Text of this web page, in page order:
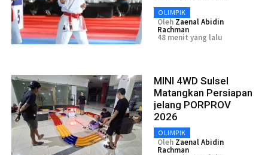
OLIMPIK
Oleh Zaenal Abidin
Rachman
48 menit yang lalu
MINI 4WD Sulsel
Matangkan Persiapan
jelang PORPROV
2026
OLIMPIK
Oleh Zaenal Abidin
Rachman